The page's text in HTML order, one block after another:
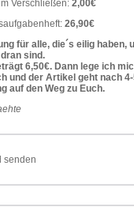
Verschließen: 2,00€
26,90€
für alle, die´s eilig haben,
sind.
6,50€. Dann lege ich
und der Artikel geht nach
auf den Weg zu Euch.
senden